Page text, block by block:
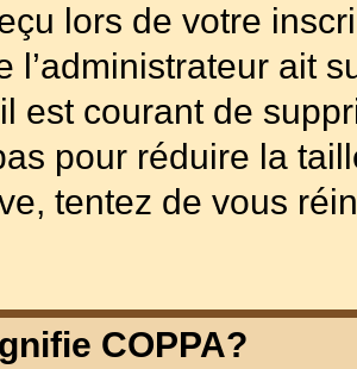
lors de votre
l’administrateur ait
est courant de
pour réduire la
tentez de vous
COPPA?